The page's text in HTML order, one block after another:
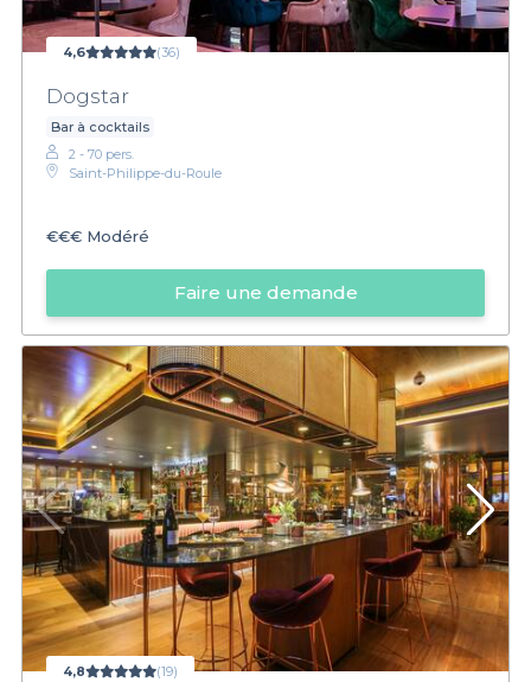
4,6 (36)
Dogstar
Bar à cocktails
2 - 70 pers.
Saint-Philippe-du-Roule
€€€ Modéré
Faire une demande
4,8 (19)